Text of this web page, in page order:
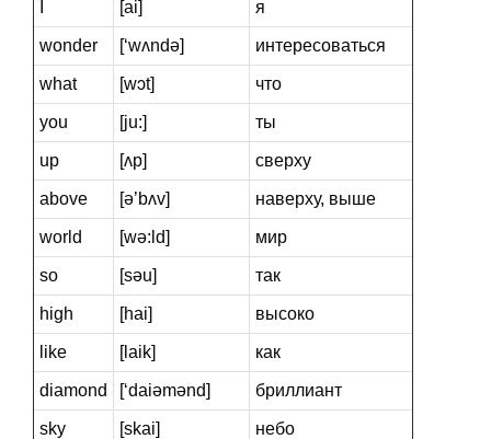
[ai] я
wonder [‘wʌndə] интересоваться
what [wɔt] что
you [ju:] ты
up [ʌp] cверху
above [ə’bʌv] наверху, выше
world [wə:ld] мир
so [səu] так
high [hai] высоко
like [laik] как
diamond [‘daiəmənd] бриллиант
sky [skai] небо